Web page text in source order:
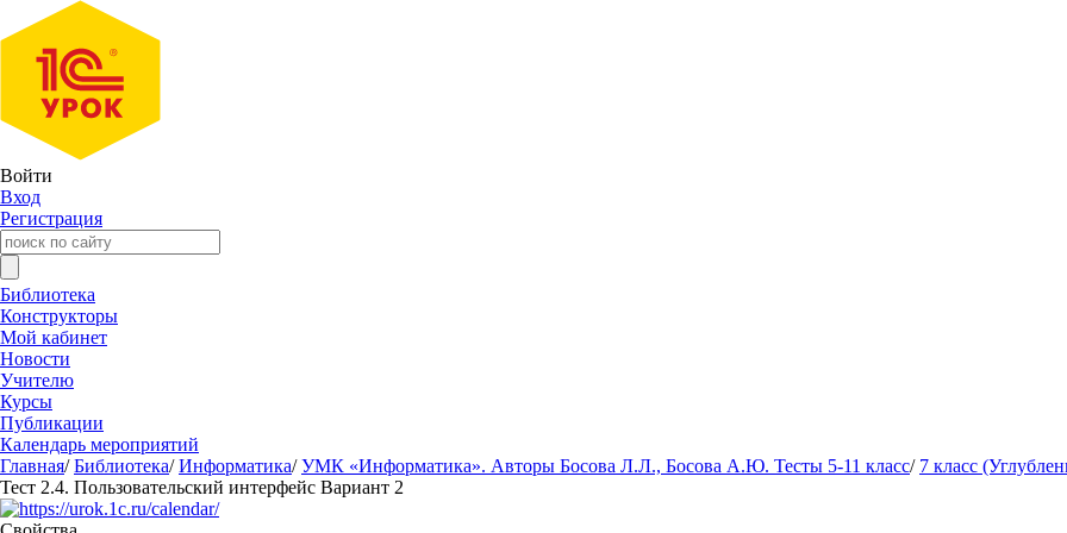
Войти
Вход
Регистрация
Библиотека
Конструкторы
Мой кабинет
Новости
Учителю
Курсы
Публикации
Календарь мероприятий
Главная/ Библиотека/ Информатика/ УМК «Информатика». Авторы Босова Л.Л., Босова А.Ю. Тесты 5-11 класс/ 7 класс
Тест 2.4. Пользовательский интерфейс Вариант 2